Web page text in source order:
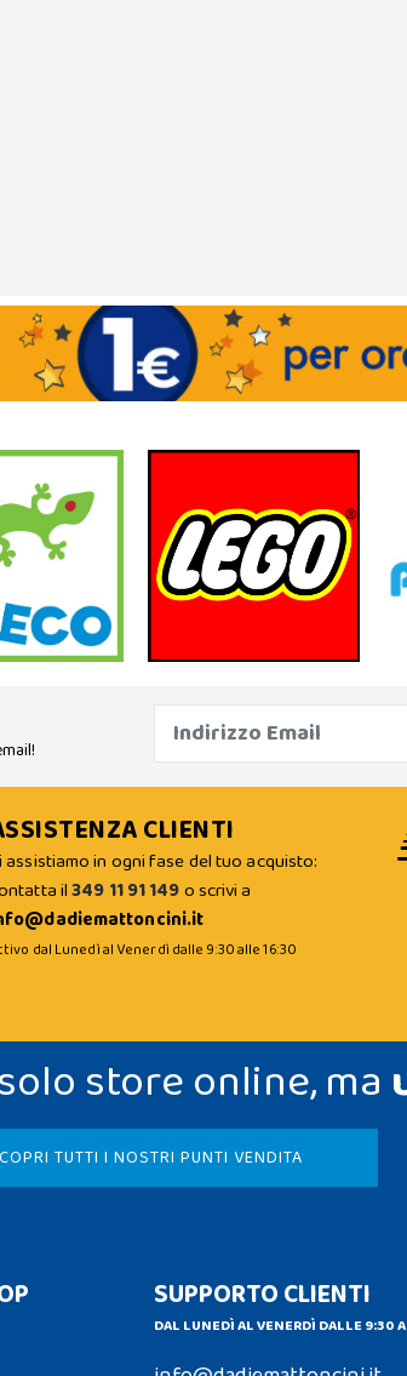
CLIENTI
assistiamo in ogni fase del tuo acquisto:
il349 11 91 149o scrivi a
dal Lunedì al Venerdì dalle 9:30 alle 16:30
store online, ma
TUTTI I NOSTRI PUNTI VENDITA
SUPPORTO CLIENTI
DAL LUNEDÌ AL VENERDÌ DALLE 9:30